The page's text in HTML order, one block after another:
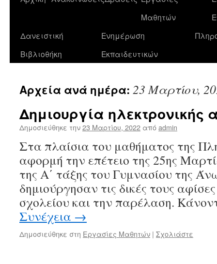
περιεχόμενο
Μαθητών
Δανειστική
Βιβλιοθήκη
Ενημέρωση
Εκπαιδευτικών
Αρχεία ανά ημέρα: 23 Μαρτίου,
Δημιουργία ηλεκτρονικής
Δημοσιεύθηκε την23 Μαρτίου, 2022 απόadmin
Στα πλαίσια του μαθήματος της
αφορμή την επέτειο της 25ης
της Α΄ τάξης του Γυμνασίου της
δημιούργησαν τις δικές τους
σχολείου και την παρέλαση.
Συνέχεια →
Δημοσιεύθηκε στη Εργασίες Μαθητών | Σχολιάστε